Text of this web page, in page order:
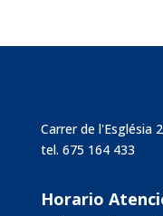
Carrer de l'Església
tel. 675 164 433
Horario